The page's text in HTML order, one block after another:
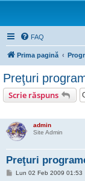
FAQ
Prima pagină
Preţuri
Scrie răspuns
admin
Site Admin
Preţuri
MLun 02 Feb 2009 01:53